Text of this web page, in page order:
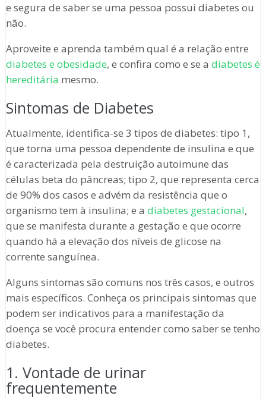
e segura de saber se uma pessoa possui diabetes ou
não.
Aproveite e aprenda também qual é a relação entre
diabetes e obesidade, e confira como e se a diabetes é
hereditária mesmo.
Sintomas de Diabetes
Atualmente, identifica-se 3 tipos de diabetes: tipo 1,
que torna uma pessoa dependente de insulina e que
é caracterizada pela destruição autoimune das
células beta do pâncreas; tipo 2, que representa cerca
de 90% dos casos e advém da resistência que o
organismo tem à insulina; e a diabetes gestacional,
que se manifesta durante a gestação e que ocorre
quando há a elevação dos níveis de glicose na
corrente sanguínea.
Alguns sintomas são comuns nos três casos, e outros
mais específicos. Conheça os principais sintomas que
podem ser indicativos para a manifestação da
doença se você procura entender como saber se tenho
diabetes.
1. Vontade de urinar
frequentemente